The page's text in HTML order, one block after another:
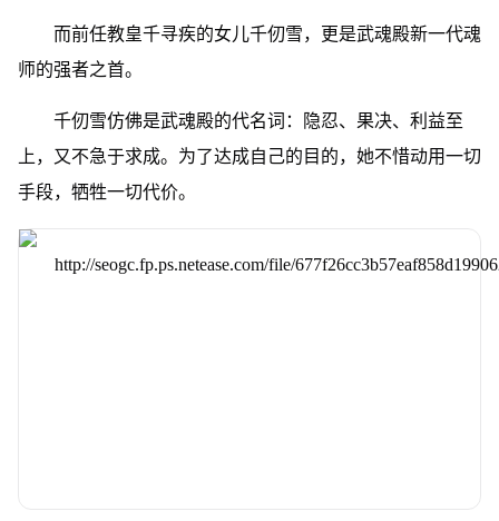
而前任教皇千寻疾的女儿千仞雪，更是武魂殿新一代魂
师的强者之首。
千仞雪仿佛是武魂殿的代名词：隐忍、果决、利益至
上，又不急于求成。为了达成自己的目的，她不惜动用一切
手段，牺牲一切代价。